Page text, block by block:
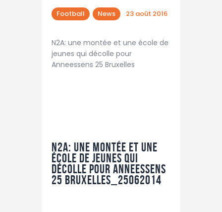
Football News 23 août 2016
N2A: une montée et une école de
jeunes qui décolle pour
Anneessens 25 Bruxelles
N2A: une montée et une
école de jeunes qui
décolle pour Anneessens
25 Bruxelles_25062014